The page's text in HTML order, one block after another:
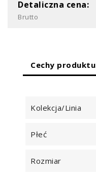
Detaliczna cena:
Brutto
Cechy produktu
Kolekcja/Linia
Płeć
Rozmiar